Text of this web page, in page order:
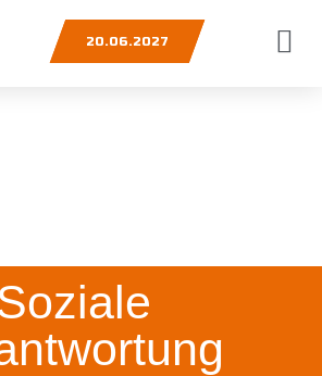
20.06.2027